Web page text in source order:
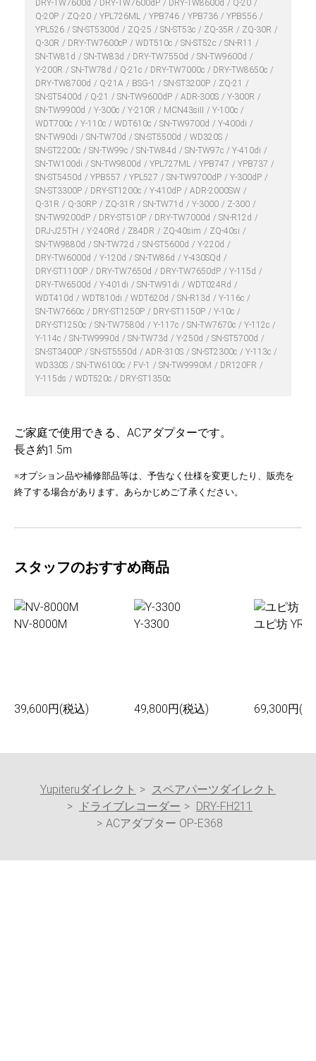
DRY-TW7600d DRY-TW7600dP DRY-TW8600d
Q-20
Q-20P
ZQ-20 YPL726ML YPB746 YPB736
YPB556
YPL526
SN-ST5300d ZQ-25 SN-ST53c ZQ-35R
ZQ-30R
Q-30R
DRY-TW7600cP WDT510c SN-ST52c
SN-R11
SN-TW81d
SN-TW83d DRY-TW7550d
SN-TW9600d
Y-200R
SN-TW78d Q-21c DRY-TW7000c
DRY-TW8650c
DRY-TW8700d
Q-21A BSG-1 SN-ST3200P
ZQ-21
SN-ST5400d
Q-21 SN-TW9600dP ADR-300S
Y-300R
SN-TW9900d
Y-300c Y-210R MCN43siII
Y-100c
WDT700c
Y-110c WDT610c SN-TW9700d
Y-400di
SN-TW90di
SN-TW70d SN-ST5500d
WD320S
SN-ST2200c
SN-TW99c SN-TW84d SN-TW97c
Y-410di
SN-TW100di
SN-TW9800d YPL727ML YPB747
YPB737
SN-ST5450d
YPB557 YPL527 SN-TW9700dP
Y-300dP
SN-ST3300P
DRY-ST1200c Y-410dP
ADR-2000SW
Q-31R
Q-30RP ZQ-31R SN-TW71d Y-3000
Z-300
SN-TW9200dP
DRY-ST510P DRY-TW7000d
SN-R12d
DRJ-J25TH
Y-240Rd Z84DR ZQ-40sim
ZQ-40si
SN-TW9880d
SN-TW72d SN-ST5600d
Y-220d
DRY-TW6000d
Y-120d SN-TW86d
Y-430SQd
DRY-ST1100P
DRY-TW7650d DRY-TW7650dP
Y-115d
DRY-TW6500d
Y-401di SN-TW91di
WDT024Rd
WDT410d
WDT810di WDT620d SN-R13d
Y-116c
SN-TW7660c
DRY-ST1250P DRY-ST1150P
Y-10c
DRY-ST1250c
SN-TW7580d Y-117c SN-TW7670c
Y-112c
Y-114c
SN-TW9990d SN-TW73d Y-250d
SN-ST5700d
SN-ST3400P
SN-ST5550d ADR-310S SN-ST2300c
Y-113c
WD330S
SN-TW6100c FV-1 SN-TW9990M
DR120FR
Y-115ds
WDT520c DRY-ST1350c
ご家庭で使用できる、ACアダプターです。
長さ約1.5m
※オプション品や補修部品等は、予告なく仕様を変更したり、販売を
終了する場合があります。あらかじめご了承ください。
スタッフのおすすめ商品
NV-8000M
39,600円(税込)
Y-3300
49,800円(税込)
ユピ坊 YR-
69,300円(
Yupiteruダイレクト
スペアパーツダイレクト
ドライブレコーダー
DRY-FH211
ACアダプター OP-E368